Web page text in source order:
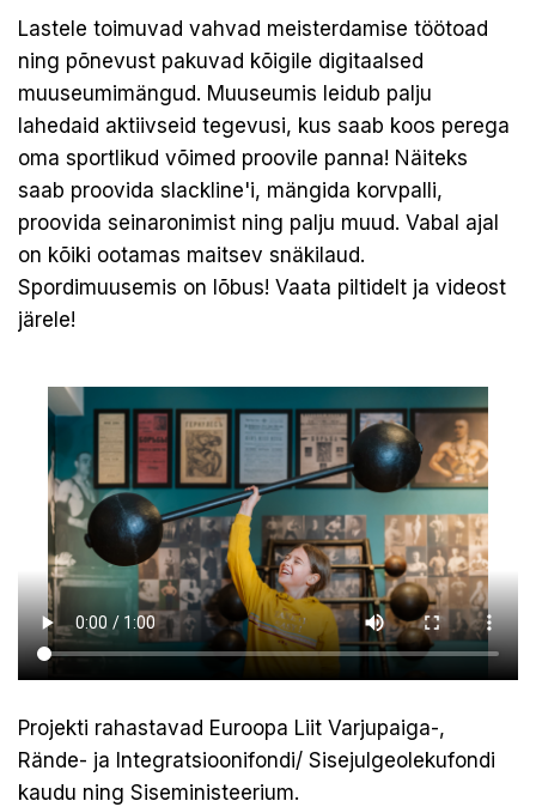
Lastele toimuvad vahvad meisterdamise töötoad
ning põnevust pakuvad kõigile digitaalsed
muuseumimängud. Muuseumis leidub palju
lahedaid aktiivseid tegevusi, kus saab koos perega
oma sportlikud võimed proovile panna! Näiteks
saab proovida slackline'i, mängida korvpalli,
proovida seinaronimist ning palju muud. Vabal ajal
on kõiki ootamas maitsev snäkilaud.
Spordimuusemis on lõbus! Vaata piltidelt ja videost
järele!
Projekti rahastavad Euroopa Liit Varjupaiga-,
Rände- ja Integratsioonifondi/ Sisejulgeolekufondi
kaudu ning Siseministeerium.